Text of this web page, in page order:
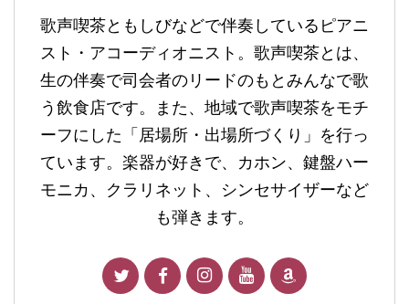
歌声喫茶ともしびなどで伴奏しているピアニ
スト・アコーディオニスト。歌声喫茶とは、
生の伴奏で司会者のリードのもとみんなで歌
う飲食店です。また、地域で歌声喫茶をモチ
ーフにした「居場所・出場所づくり」を行っ
ています。楽器が好きで、カホン、鍵盤ハー
モニカ、クラリネット、シンセサイザーなど
も弾きます。